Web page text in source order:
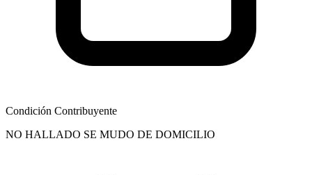
Condición Contribuyente
NO HALLADO SE MUDO DE DOMICILIO